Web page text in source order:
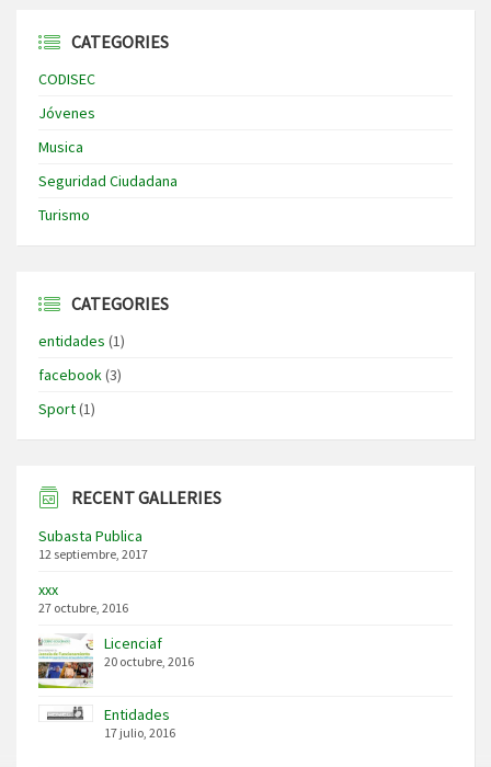
CATEGORIES
CODISEC
Jóvenes
Musica
Seguridad Ciudadana
Turismo
CATEGORIES
entidades (1)
facebook(3)
Sport(1)
RECENT GALLERIES
Subasta Publica
12 septiembre, 2017
xxx
27 octubre, 2016
Licenciaf
20 octubre, 2016
Entidades
17 julio, 2016